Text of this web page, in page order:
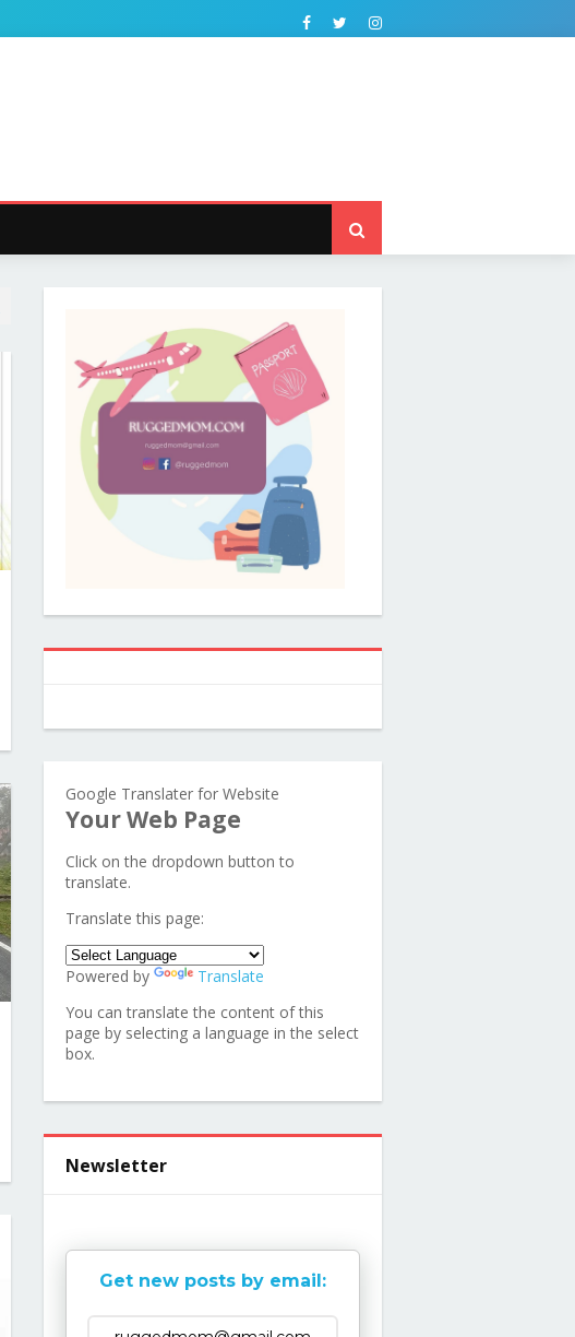
Google Translater for Website
Your Web Page
Click on the dropdown button to
translate.
Translate this page:
Powered by
Translate
You can translate the content of this
page by selecting a language in the select
box.
Newsletter
Get new posts by email: